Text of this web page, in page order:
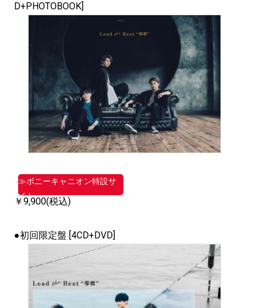
D+PHOTOBOOK]
≫ポニーキャニオン特設サ
イト
￥9,900(税込)
●初回限定盤 [4CD+DVD]